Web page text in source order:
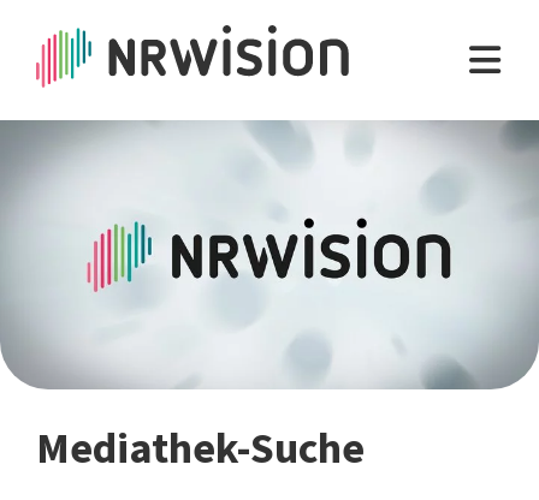
Mediathek-Suche